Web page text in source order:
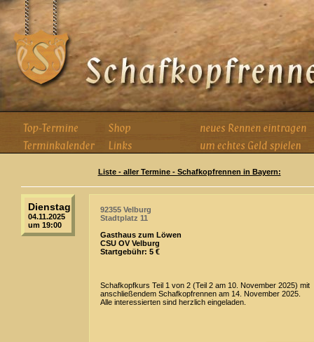
Liste - aller Termine - Schafkopfrennen in Bayern:
Dienstag
04.11.2025
um 19:00
92355 Velburg
Stadtplatz 11
Gasthaus zum Löwen
CSU OV Velburg
Startgebühr: 5 €
Schafkopfkurs Teil 1 von 2 (Teil 2 am 10. November 2025) mit
anschließendem Schafkopfrennen am 14. November 2025.
Alle interessierten sind herzlich eingeladen.